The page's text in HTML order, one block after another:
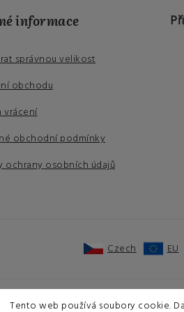
Tento web používá soubory cookie.
informace
správnou velikost
obchodu
vrácení
obchodní podmínky
ochrany osobních údajů
Czech EU